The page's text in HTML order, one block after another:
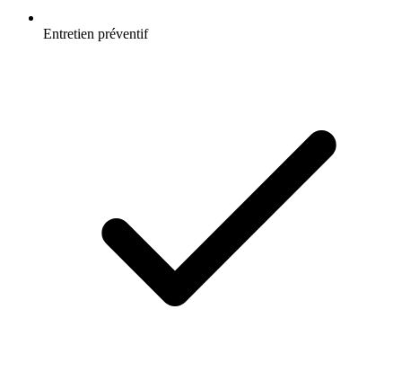
Entretien préventif